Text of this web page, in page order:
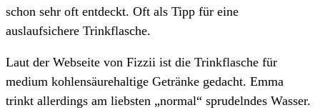
schon sehr oft entdeckt. Oft als Tipp für eine
auslaufsichere Trinkflasche.
Laut der Webseite von Fizzii ist die Trinkflasche für
medium kohlensäurehaltige Getränke gedacht. Emma
trinkt allerdings am liebsten „normal“ sprudelndes Wasser.